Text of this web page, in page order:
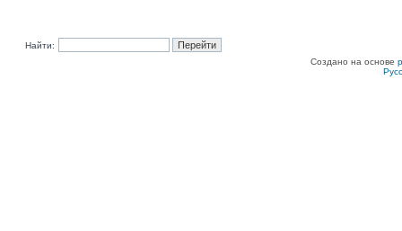
Найти:
Создано на основе